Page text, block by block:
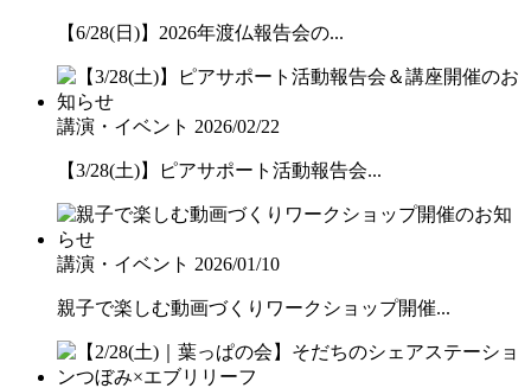
【6/28(日)】2026年渡仏報告会の...
講演・イベント 2026/02/22
【3/28(土)】ピアサポート活動報告会...
講演・イベント 2026/01/10
親子で楽しむ動画づくりワークショップ開催...